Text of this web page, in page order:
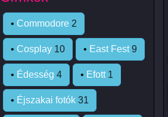
• Commodore 2
• Cosplay 10 • East Fest 9
• Édesség 4 • Efott 1
• Éjszakai fotók 31